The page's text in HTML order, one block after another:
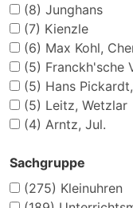
(8) Junghans
(7) Kienzle
(6) Max Kohl,
(5) Franckh'sche
(5) Hans Pickardt,
(5) Leitz, Wetzlar
(4) Arntz, Jul.
Sachgruppe
(275) Kleinuhren